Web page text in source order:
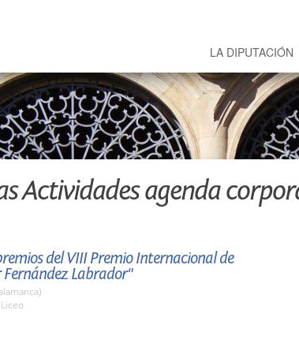
LA DIPUTACIÓN
Actividades agenda
del VIII Premio Internacional de
Fernández Labrador"